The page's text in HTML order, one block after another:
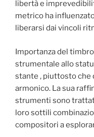
libertà e
metrico ha
liberarsi dai vincoli
Importanza del
strumentale allo
stante , piuttosto che
armonico. La sua
strumenti sono
loro sottili
compositori a